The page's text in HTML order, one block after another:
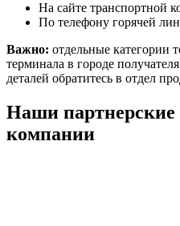
На сайте транспортной
По телефону горячей
Важно: отдельные категории
терминала в городе
деталей обратитесь в отдел
Наши партнерские
компании